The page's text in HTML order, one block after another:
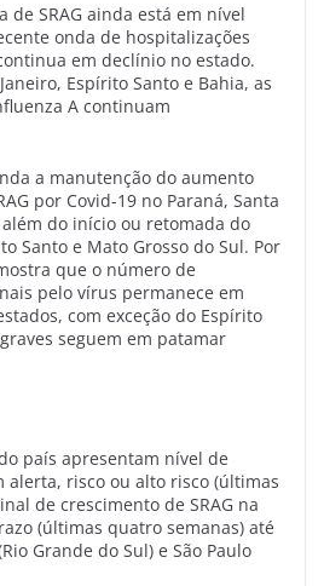
de SRAG ainda está em nível
onda de hospitalizações
em declínio no estado.
Espírito Santo e Bahia, as
A continuam
a manutenção do aumento
por Covid-19 no Paraná, Santa
além do início ou retomada do
Santo e Mato Grosso do Sul. Por
que o número de
pelo vírus permanece em
com exceção do Espírito
seguem em patamar
país apresentam nível de
alerta, risco ou alto risco (últimas
de crescimento de SRAG na
(últimas quatro semanas) até
Grande do Sul) e São Paulo